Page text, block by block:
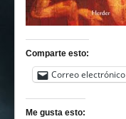
Comparte esto:
Correo electrónico
Me gusta esto: